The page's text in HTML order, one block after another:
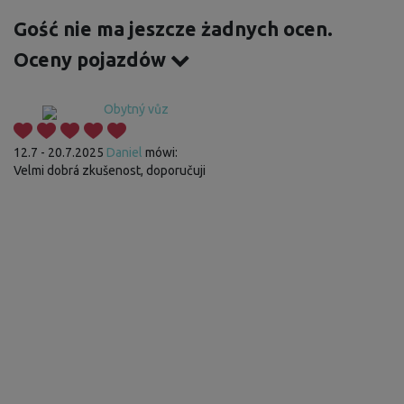
Gość nie ma jeszcze żadnych ocen.
Oceny pojazdów
Obytný vůz
12.7 - 20.7.2025 Daniel mówi:
Velmi dobrá zkušenost, doporučuji